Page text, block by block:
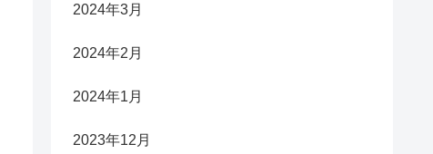
2024年3月
2024年2月
2024年1月
2023年12月